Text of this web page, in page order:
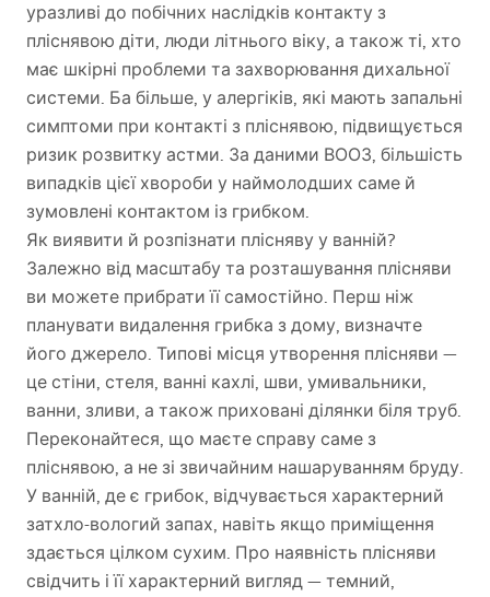
уразливі до побічних наслідків контакту з
пліснявою діти, люди літнього віку, а також ті, хто
має шкірні проблеми та захворювання дихальної
системи. Ба більше, у алергіків, які мають запальні
симптоми при контакті з пліснявою, підвищується
ризик розвитку астми. За даними ВООЗ, більшість
випадків цієї хвороби у наймолодших саме й
зумовлені контактом із грибком.
Як виявити й розпізнати плісняву у ванній?
Залежно від масштабу та розташування плісняви
ви можете прибрати її самостійно. Перш ніж
планувати видалення грибка з дому, визначте
його джерело. Типові місця утворення плісняви —
це стіни, стеля, ванні кахлі, шви, умивальники,
ванни, зливи, а також приховані ділянки біля труб.
Переконайтеся, що маєте справу саме з
пліснявою, а не зі звичайним нашаруванням бруду.
У ванній, де є грибок, відчувається характерний
затхло-вологий запах, навіть якщо приміщення
здається цілком сухим. Про наявність плісняви
свідчить і її характерний вигляд — темний,